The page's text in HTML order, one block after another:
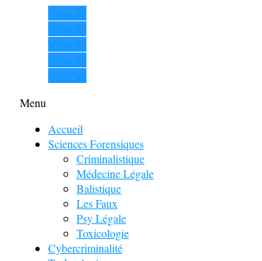
View all
View all
View all
View all
View all
Menu
Accueil
Sciences Forensiques
Criminalistique
Médecine Légale
Balistique
Les Faux
Psy Légale
Toxicologie
Cybercriminalité